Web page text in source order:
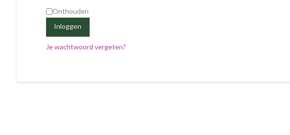
Onthouden
Inloggen
Je wachtwoord vergeten?